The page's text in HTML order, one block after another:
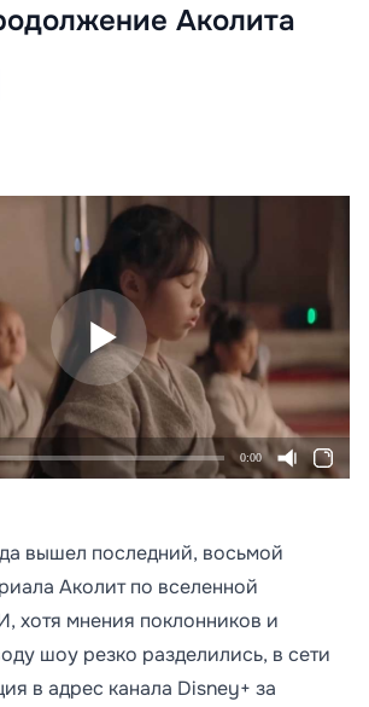
Аколита
0:00
вышел последний, восьмой
Аколит по вселенной
хотя мнения поклонников и
шоу резко разделились, в сети
в адрес канала Disney+ за